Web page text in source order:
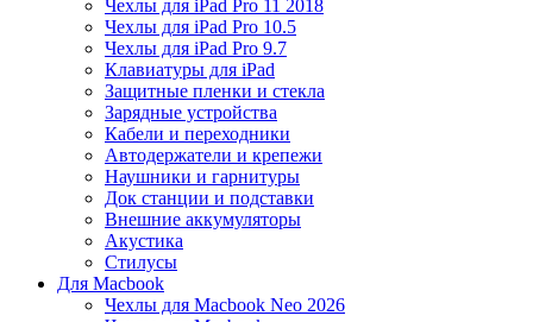
Чехлы для iPad Pro 11 2018
Чехлы для iPad Pro 10.5
Чехлы для iPad Pro 9.7
Клавиатуры для iPad
Защитные пленки и стекла
Зарядные устройства
Кабели и переходники
Автодержатели и крепежи
Наушники и гарнитуры
Док станции и подставки
Внешние аккумуляторы
Акустика
Стилусы
Для Macbook
Чехлы для Macbook Neo 2026